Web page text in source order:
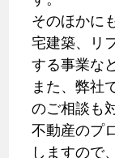
そのほかに
宅建築、リ
する事業な
また、弊社
のご相談も
不動産のプ
しますので